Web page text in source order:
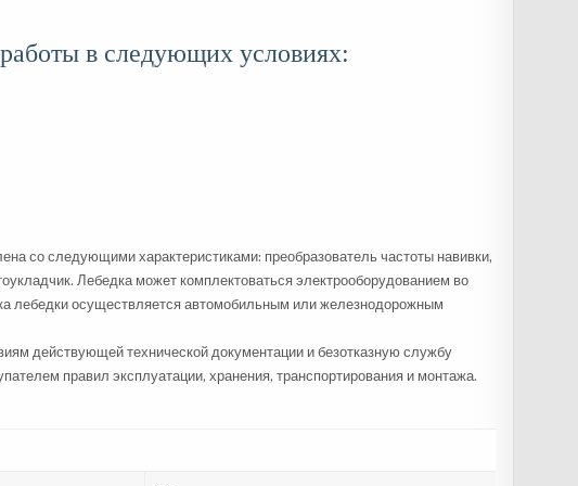
в следующих условиях:
со следующими характеристиками: преобразователь частоты навивки,
Лебедка может комплектоваться электрооборудованием во
лебедки осуществляется автомобильным или железнодорожным
действующей технической документации и безотказную службу
правил эксплуатации, хранения, транспортирования и монтажа.